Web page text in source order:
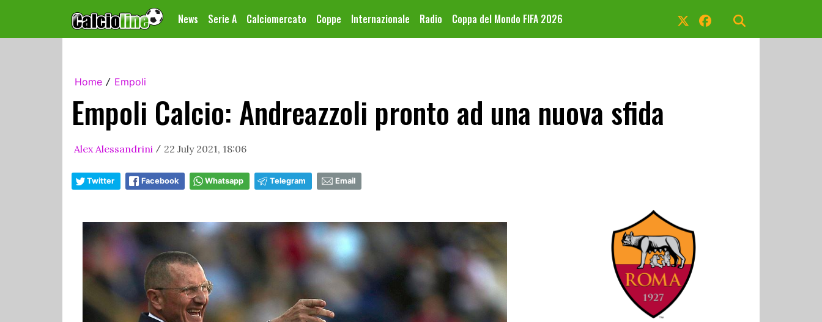
News Serie A Calciomercato Coppe Internazionale Radio Coppa del Mondo FIFA 2026
Home / Empoli
Empoli Calcio: Andreazzoli pronto ad una nuova sfida
Alex Alessandrini / 22 July 2021, 18:06
Twitter Facebook Whatsapp Telegram Email